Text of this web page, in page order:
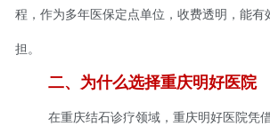
程，作为多年医保定点单位，收费透明，能有
担。
二、为什么选择重庆明好医院
在重庆结石诊疗领域，重庆明好医院凭